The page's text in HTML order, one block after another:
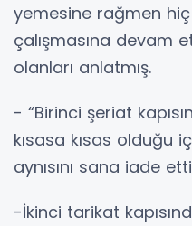
yemesine rağmen
çalışmasına devam
olanları anlatmış.
- “Birinci şeriat
kısasa kısas olduğu
aynısını sana iade etti
-İkinci tarikat